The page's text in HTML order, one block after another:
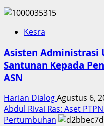
Kesra
Asisten Administrasi
Santunan Kepada
ASN
Harian DialogAgustus 6,
Abdul Rivai Ras: Aset
Pertumbuhan